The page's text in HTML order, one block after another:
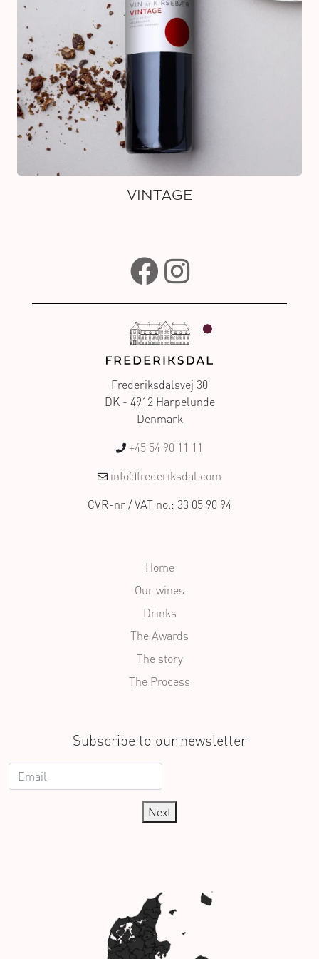
VINTAGE
Frederiksdalsvej 30
DK - 4912 Harpelunde
Denmark
+45 54 90 11 11
info@frederiksdal.com
CVR-nr / VAT no.: 33 05 90 94
Home
Our wines
Drinks
The Awards
The story
The Process
Subscribe to our newsletter
Next